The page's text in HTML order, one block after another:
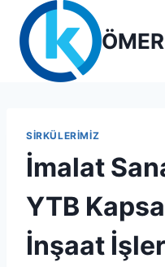
content
SIRKÜLERIMIZ
İmalat
YTB
İnşaat